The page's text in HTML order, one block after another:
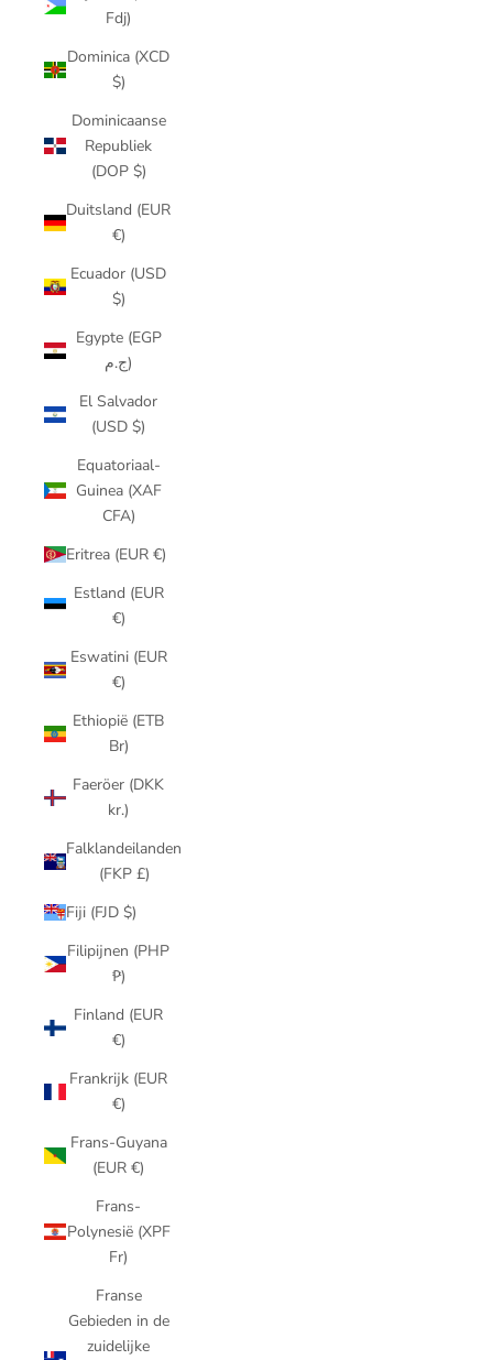
Fdj)
Dominica (XCD
$)
Dominicaanse
Republiek
(DOP $)
Duitsland (EUR
€)
Ecuador (USD
$)
Egypte (EGP
ج.م)
El Salvador
(USD $)
Equatoriaal-
Guinea (XAF
CFA)
Eritrea (EUR €)
Estland (EUR
€)
Eswatini (EUR
€)
Ethiopië (ETB
Br)
Faeröer (DKK
kr.)
Falklandeilanden
(FKP £)
Fiji (FJD $)
Filipijnen (PHP
₱)
Finland (EUR
€)
Frankrijk (EUR
€)
Frans-Guyana
(EUR €)
Frans-
Polynesië (XPF
Fr)
Franse
Gebieden in de
zuidelijke